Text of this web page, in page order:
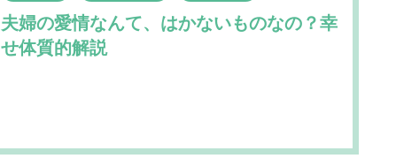
夫婦の愛情なんて、はかないものなの？幸
せ体質的解説